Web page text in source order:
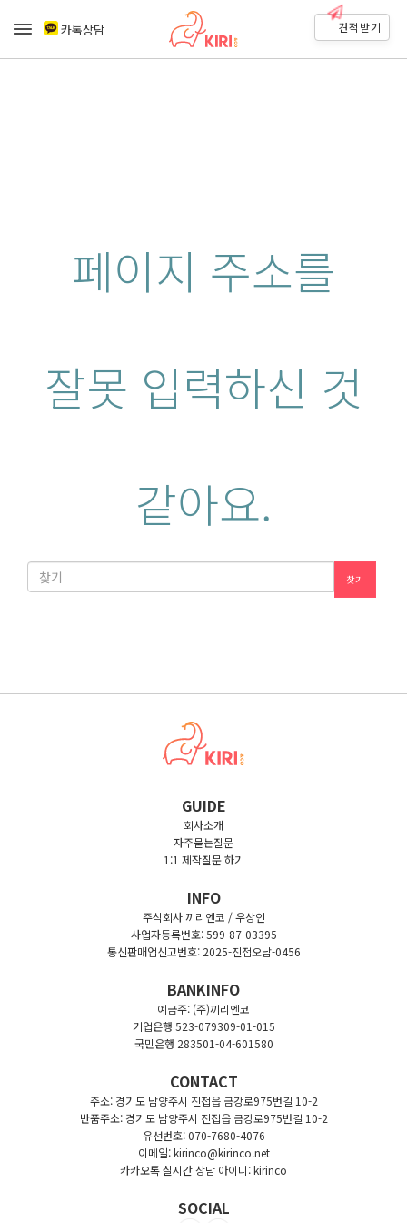
카톡상담 견적받기
페이지 주소를
잘못 입력하신 것
같아요.
찾기
GUIDE
회사소개
자주묻는질문
1:1 제작질문 하기
INFO
주식회사 끼리엔코 / 우상인
사업자등록번호: 599-87-03395
통신판매업신고번호: 2025-진접오남-0456
BANKINFO
예금주: (주)끼리엔코
기업은행 523-079309-01-015
국민은행 283501-04-601580
CONTACT
주소: 경기도 남양주시 진접읍 금강로975번길 10-2
반품주소: 경기도 남양주시 진접읍 금강로975번길 10-2
유선번호: 070-7680-4076
이메일: kirinco@kirinco.net
카카오톡 실시간 상담 아이디: kirinco
SOCIAL